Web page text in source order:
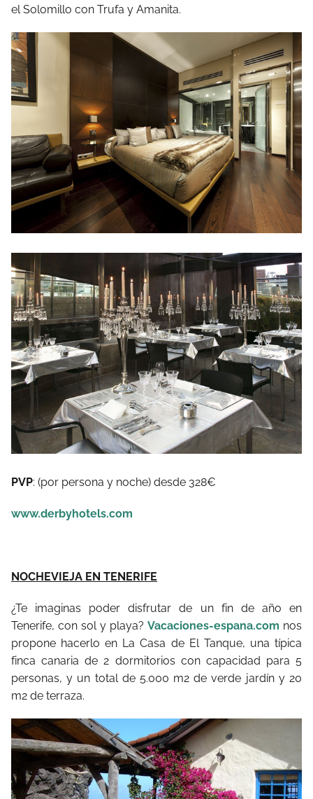
el Solomillo con Trufa y Amanita.
PVP: (por persona y noche) desde 328€
www.derbyhotels.com
NOCHEVIEJA EN TENERIFE
¿Te imaginas poder disfrutar de un fin de año en
Tenerife, con sol y playa? Vacaciones-espana.com nos
propone hacerlo en La Casa de El Tanque, una típica
finca canaria de 2 dormitorios con capacidad para 5
personas, y un total de 5.000 m2 de verde jardín y 20
m2 de terraza.